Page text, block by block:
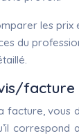
les prix
du
facture
vous